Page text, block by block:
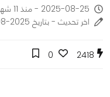
2025-08-25 - منذ 11 شهر
اخر تحديث - بتاريخ 2025-08-26
2418
0